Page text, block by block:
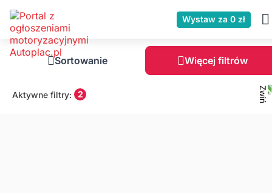
Wystaw za 0 zł
Sortowanie Więcej filtrów
Aktywne filtry: 2